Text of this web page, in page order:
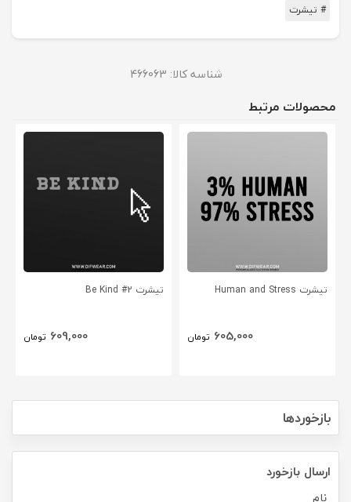
# تیشرت
شناسه کالا: 466063
محصولات مرتبط
تیشرت Human and Stress
605,000 تومان
تیشرت Be Kind #2
609,000 تومان
بازخوردها
ارسال بازخورد
نام